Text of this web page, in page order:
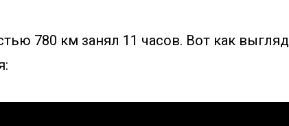
780 км занял 11 часов. Вот как